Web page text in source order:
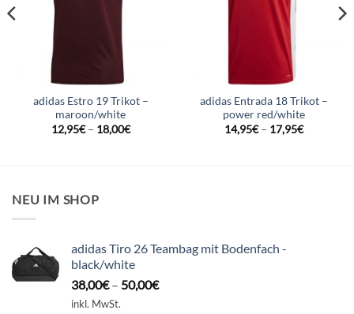
adidas Estro 19 Trikot –
maroon/white
12,95€– 18,00€
adidas Entrada 18 Trikot –
power red/white
14,95€– 17,95€
NEU IM SHOP
adidas Tiro 26 Teambag mit Bodenfach -
black/white
38,00€– 50,00€
inkl. MwSt.